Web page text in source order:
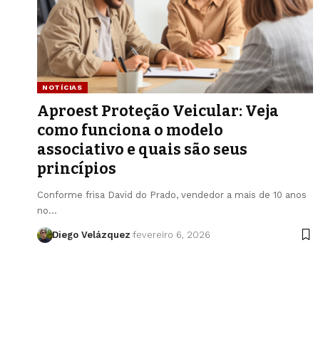
NOTÍCIAS
Aproest Proteção Veicular: Veja
como funciona o modelo
associativo e quais são seus
princípios
Conforme frisa David do Prado, vendedor a mais de 10 anos
no…
Diego Velázquez fevereiro 6, 2026